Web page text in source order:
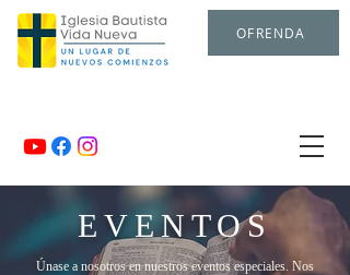
OFRENDA
EVENTOS
Únase a nosotros en nuestros eventos especiales. Nos